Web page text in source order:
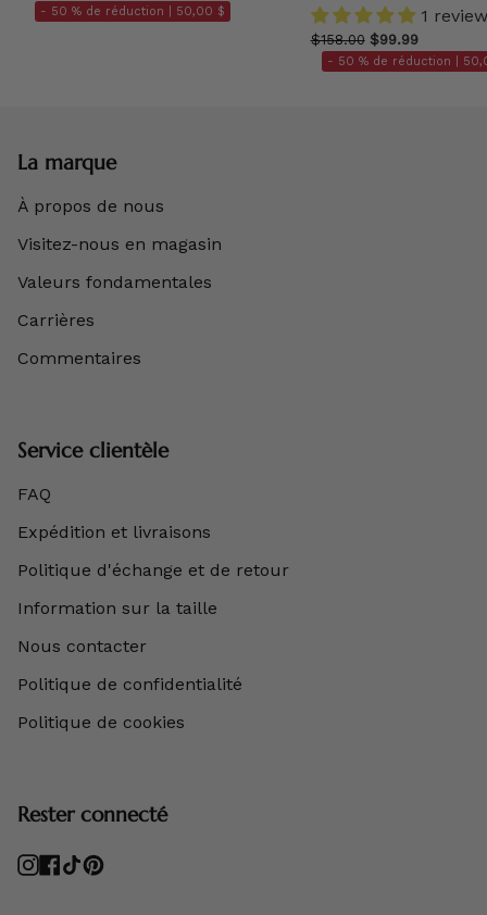
- 50 % de réduction | 50,00 $ 1 review
$158.00 $99.99
- 50 % de réduction |
La marque
À propos de nous
Visitez-nous en magasin
Valeurs fondamentales
Carrières
Commentaires
Service clientèle
FAQ
Expédition et livraisons
Politique d'échange et de retour
Information sur la taille
Nous contacter
Politique de confidentialité
Politique de cookies
Rester connecté
Instagram
Facebook
TikTokPinterest